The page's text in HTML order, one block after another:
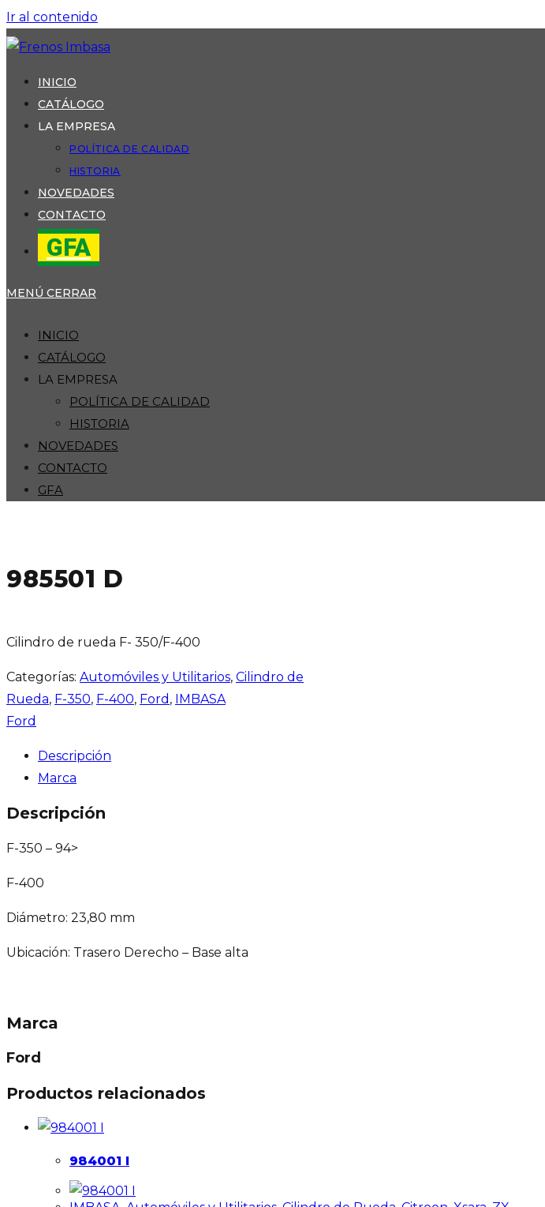
Ir al contenido
INICIO
CATÁLOGO
LA EMPRESA
POLÍTICA DE CALIDAD
HISTORIA
NOVEDADES
CONTACTO
GFA
MENÚ CERRAR
INICIO
CATÁLOGO
LA EMPRESA
POLÍTICA DE CALIDAD
HISTORIA
NOVEDADES
CONTACTO
GFA
985501 D
Cilindro de rueda F- 350/F-400
Categorías: Automóviles y Utilitarios, Cilindro de
Rueda, F-350, F-400, Ford , IMBASA
Ford
Descripción
Marca
Descripción
F-350 – 94>
F-400
Diámetro: 23,80 mm
Ubicación: Trasero Derecho – Base alta
Marca
Ford
Productos relacionados
984001 I